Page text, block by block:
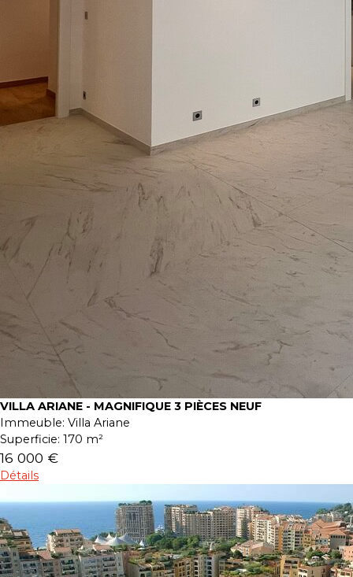
VILLA ARIANE - MAGNIFIQUE 3 PIÈCES NEUF
Immeuble: Villa Ariane
Superficie: 170 m²
16 000 €
Détails